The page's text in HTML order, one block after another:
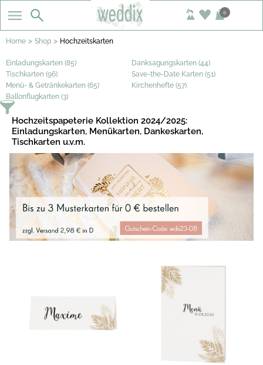
0
Home > Shop > Hochzeitskarten
Einladungskarten (85)
Danksagungskarten (44)
Tischkarten (96)
Save-the-Date Karten (51)
Menü- & Getränkekarten (65)
Kirchenhefte (57)
Ballonflugkarten (3)
Hochzeitspapeterie Kollektion 2024/2025:
Einladungskarten, Menükarten, Dankeskarten,
Tischkarten u.v.m.